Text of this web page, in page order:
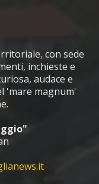
con sede
inchieste e
audace e
'mare magnum'